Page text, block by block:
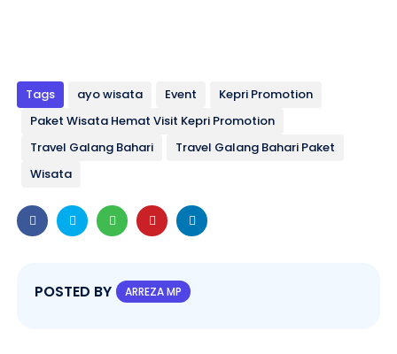
Tags ayo wisata Event
Kepri Promotion
Paket Wisata Hemat Visit Kepri Promotion
Travel Galang Bahari
Travel Galang Bahari Paket
Wisata
POSTED BY ARREZA MP